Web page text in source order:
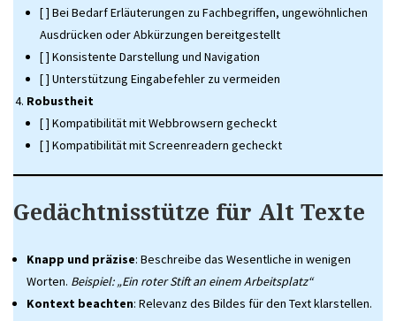
[ ] Bei Bedarf Erläuterungen zu Fachbegriffen, ungewöhnlichen
Ausdrücken oder Abkürzungen bereitgestellt
[ ] Konsistente Darstellung und Navigation
[ ] Unterstützung Eingabefehler zu vermeiden
Robustheit
[ ] Kompatibilität mit Webbrowsern gecheckt
[ ] Kompatibilität mit Screenreadern gecheckt
Gedächtnisstütze für Alt Texte
Knapp und präzise: Beschreibe das Wesentliche in wenigen
Worten. Beispiel: „Ein roter Stift an einem Arbeitsplatz“
Kontext beachten: Relevanz des Bildes für den Text klarstellen.